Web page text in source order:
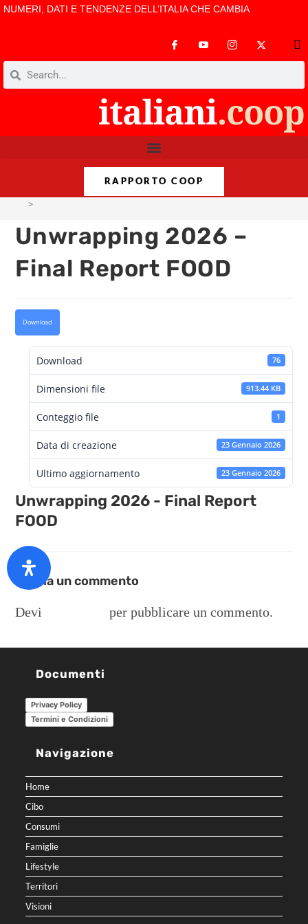
NUMERI, DATI E TENDENZE DELL’ITALIA CHE CAMBIA
RAPPORTO COOP
>
Unwrapping 2026 –
Final Report FOOD
Download
Download 76
Dimensioni file 913.44 KB
Conteggio file 1
Data di creazione 23 Gennaio 2026
Ultimo aggiornamento 23 Gennaio 2026
Unwrapping 2026 - Final Report
FOOD
Lascia un commento
Devi per pubblicare un commento.
Documenti
Privacy Policy
Termini e Condizioni
Navigazione
Home
Cibo
Consumi
Famiglie
Lifestyle
Territori
Visioni